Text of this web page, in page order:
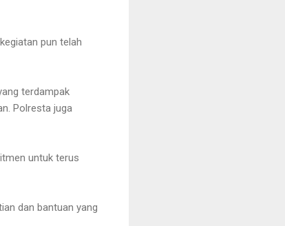
pun telah
terdampak
Polresta juga
untuk terus
dan bantuan yang